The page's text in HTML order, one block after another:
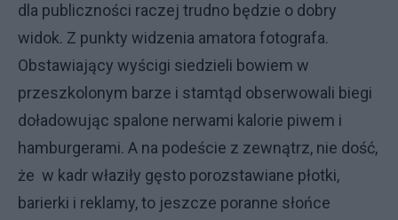
dla publiczności raczej trudno będzie o dobry
widok. Z punkty widzenia amatora fotografa.
Obstawiający wyścigi siedzieli bowiem w
przeszkolonym barze i stamtąd obserwowali biegi
doładowując spalone nerwami kalorie piwem i
hamburgerami. A na podeście z zewnątrz, nie dość,
że w kadr właziły gęsto porozstawiane płotki,
barierki i reklamy, to jeszcze poranne słońce